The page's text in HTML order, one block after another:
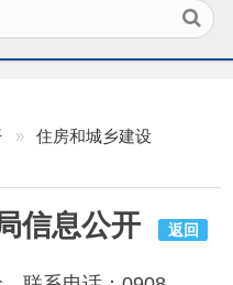
息公开
系电话：0908-